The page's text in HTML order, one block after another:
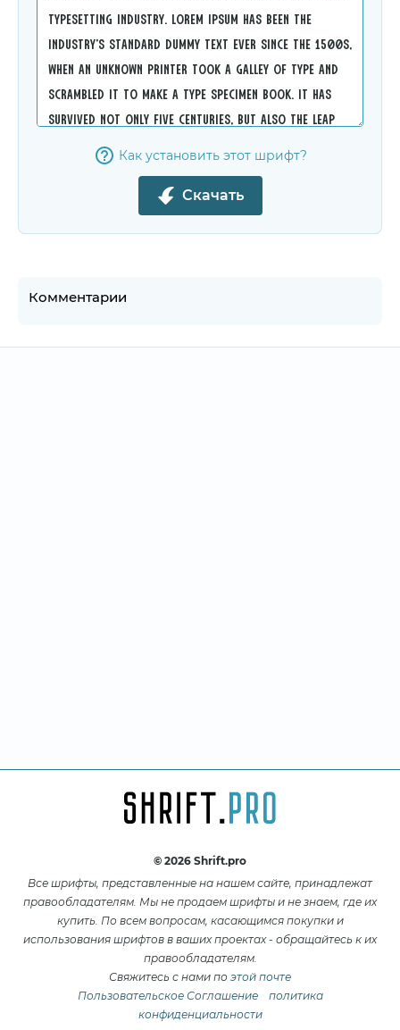
Как установить этот шрифт?
Скачать
Комментарии
© 2026 Shrift.pro
Все шрифты, представленные на нашем сайте, принадлежат
правообладателям. Мы не продаем шрифты и не знаем, где их
купить. По всем вопросам, касающимся покупки и
использования шрифтов в ваших проектах - обращайтесь к их
правообладателям.
Свяжитесь с нами по этой почте
Пользовательское Соглашение
политика
конфиденциальности